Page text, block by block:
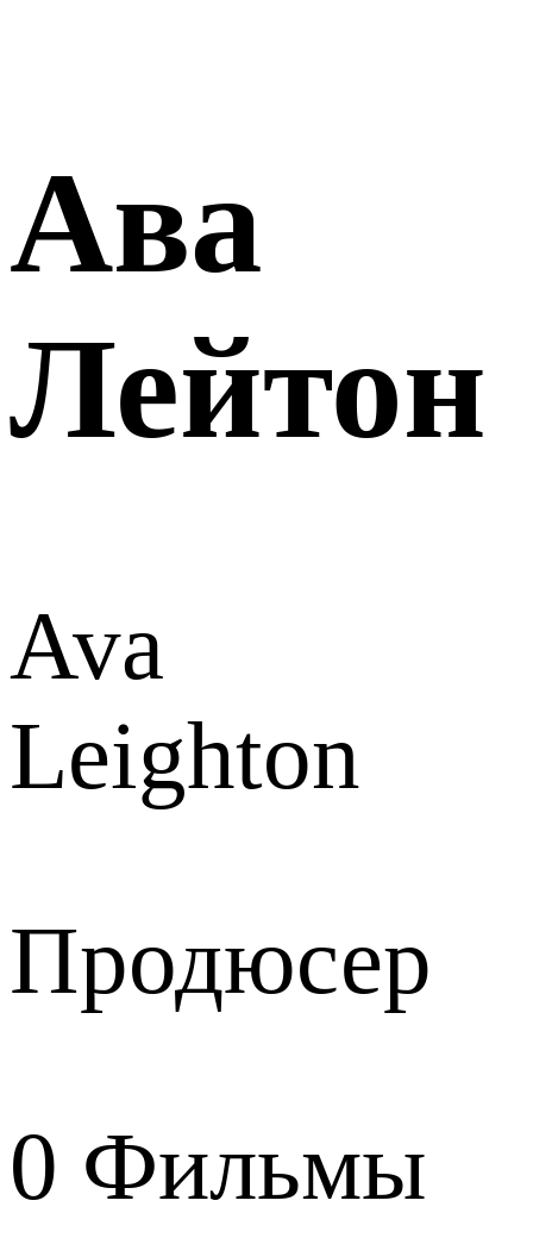
Ава
Лейтон
Ava
Leighton
Продюсер
0 Фильмы